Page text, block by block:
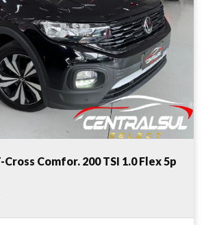
Comfor. 200 TSI 1.0 Flex 5p